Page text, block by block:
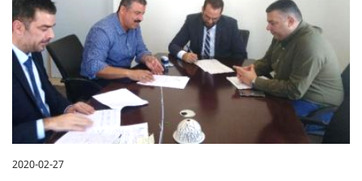
2020-02-27